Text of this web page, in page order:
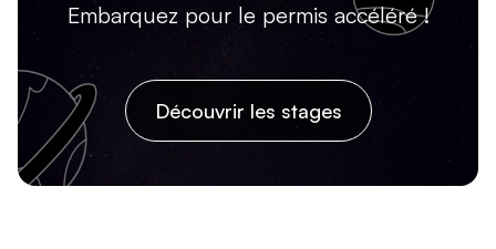
Embarquez pour le permis accéléré !
Découvrir les stages